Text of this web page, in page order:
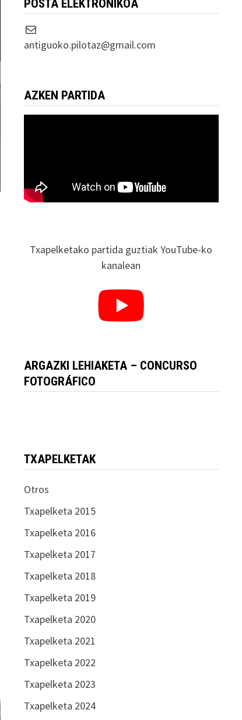
POSTA ELEKTRONIKOA
Correo electrónico
antiguoko.pilotaz@gmail.com
AZKEN PARTIDA
Txapelketako partida guztiak YouTube-ko
kanalean
ARGAZKI LEHIAKETA – CONCURSO
FOTOGRÁFICO
TXAPELKETAK
Otros
Txapelketa 2015
Txapelketa 2016
Txapelketa 2017
Txapelketa 2018
Txapelketa 2019
Txapelketa 2020
Txapelketa 2021
Txapelketa 2022
Txapelketa 2023
Txapelketa 2024